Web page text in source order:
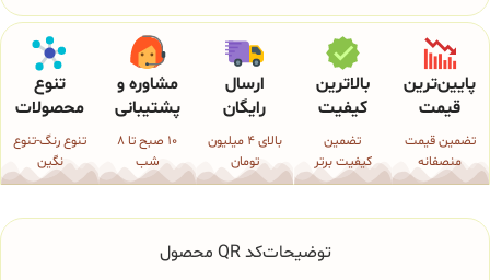
پایین‌ترین
قیمت
تضمین قیمت
منصفانه
بالاترین
کیفیت
تضمین
کیفیت برتر
ارسال
رایگان
بالای 4 میلیون
تومان
مشاوره و
پشتیبانی
10 صبح تا 8
شب
تنوع
محصولات
تنوع رنگ-تنوع
نگین
توضیحاتکد QR محصول